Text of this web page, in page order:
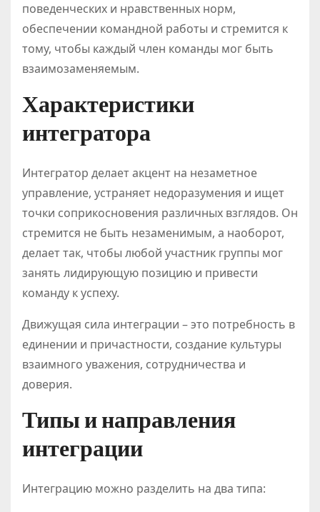
поведенческих и нравственных норм,
обеспечении командной работы и стремится к
тому, чтобы каждый член команды мог быть
взаимозаменяемым.
Характеристики
интегратора
Интегратор делает акцент на незаметное
управление, устраняет недоразумения и ищет
точки соприкосновения различных взглядов. Он
стремится не быть незаменимым, а наоборот,
делает так, чтобы любой участник группы мог
занять лидирующую позицию и привести
команду к успеху.
Движущая сила интеграции – это потребность в
единении и причастности, создание культуры
взаимного уважения, сотрудничества и
доверия.
Типы и направления
интеграции
Интеграцию можно разделить на два типа: